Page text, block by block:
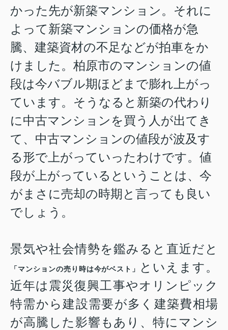
かった先が新築マンション。それに
よって新築マンションの価格が急
騰、建築資材の不足などが拍車をか
けました。柏原市のマンションの値
段は今バブル期ほどまで膨れ上がっ
ています。そうなると新築の代わり
に中古マンションを買う人が出てき
て、中古マンションの値段が波及す
る形で上がっていったわけです。値
段が上がっているということは、今
がまさに売却の時期と言っても良い
でしょう。
景気や社会情勢を鑑みると直近だと
「マンションの売り時は今がベスト」
といえます。
近年は震災復興工事やオリンピック
特需から建設需要が多く建築費相場
が高騰した影響もあり、特にマンシ